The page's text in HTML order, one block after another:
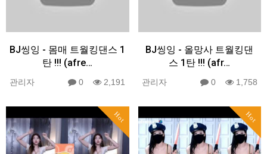
BJ씽잉 - 몸매 트월킹댄스 1
탄 !!! (afre…
관리자 0 2,191
BJ씽잉 - 올망사 트월킹댄
스 1탄 !!! (afr…
관리자 0 1,758
Hot Hot